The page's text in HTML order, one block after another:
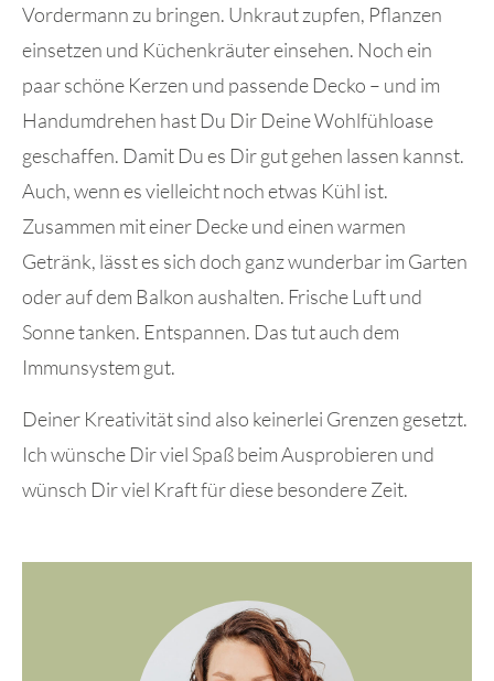
Vordermann zu bringen. Unkraut zupfen, Pflanzen
einsetzen und Küchenkräuter einsehen. Noch ein
paar schöne Kerzen und passende Decko – und im
Handumdrehen hast Du Dir Deine Wohlfühloase
geschaffen. Damit Du es Dir gut gehen lassen kannst.
Auch, wenn es vielleicht noch etwas Kühl ist.
Zusammen mit einer Decke und einen warmen
Getränk, lässt es sich doch ganz wunderbar im Garten
oder auf dem Balkon aushalten. Frische Luft und
Sonne tanken. Entspannen. Das tut auch dem
Immunsystem gut.
Deiner Kreativität sind also keinerlei Grenzen gesetzt.
Ich wünsche Dir viel Spaß beim Ausprobieren und
wünsch Dir viel Kraft für diese besondere Zeit.